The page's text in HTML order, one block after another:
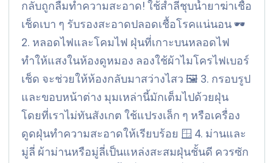
กลับถูกลืมทำความสะอาด! ใช้สำลีชุบน้ำยาฆ่าเชื้อ
เช็ดเบา ๆ รับรองสะอาดปลอดเชื้อโรคแน่นอน 🕶️
2. หลอดไฟและโคมไฟ ฝุ่นที่เกาะบนหลอดไฟ
ทำให้แสงในห้องดูหมอง ลองใช้ผ้าไมโครไฟเบอร์
เช็ด จะช่วยให้ห้องกลับมาสว่างไสว 🖼️ 3. กรอบรูป
และขอบหน้าต่าง มุมเหล่านี้มักเต็มไปด้วยฝุ่น
โดยที่เราไม่ทันสังเกต ใช้แปรงเล็ก ๆ หรือเครื่อง
ดูดฝุ่นทำความสะอาดให้เรียบร้อย 🪟 4. ม่านและ
มู่ลี่ ผ้าม่านหรือมู่ลี่เป็นแหล่งสะสมฝุ่นชั้นดี ควรซัก